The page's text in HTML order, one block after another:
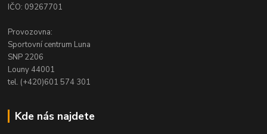
IČO: 09267701
Provozovna:
Sportovní centrum Luna
SNP 2206
Louny 44001
tel. (+420)601 574 301
Kde nás najdete